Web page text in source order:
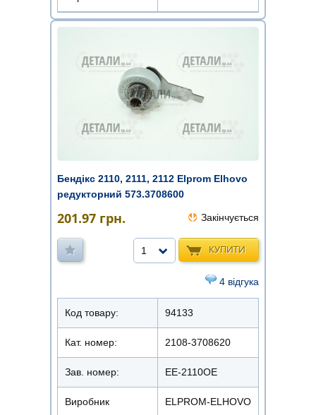
Бендікс 2110, 2111, 2112 Elprom Elhovo
редукторний 573.3708600
201.97 грн. Закінчується
КУПИТИ
1
4 відгука
Код товару: 94133
Кат. номер: 2108-3708620
Зав. номер: EE-2110ОЕ
Виробник ELPROM-ELHOVO